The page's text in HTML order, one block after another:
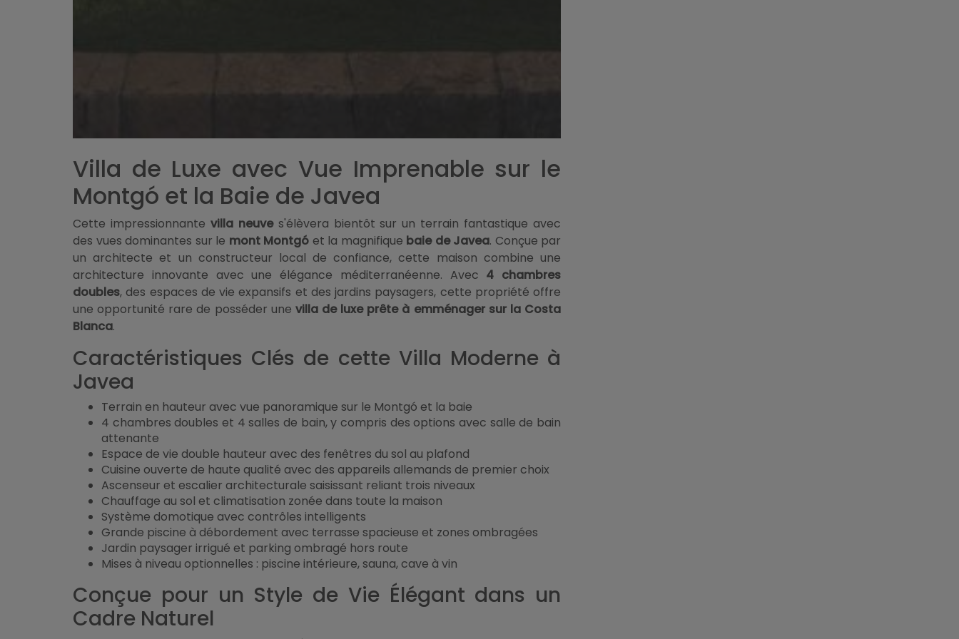
Villa de Luxe avec Vue Imprenable sur le
Montgó et la Baie de Javea
Cette impressionnante villa neuves'élèvera bientôt sur un terrain fantastique avec
des vues dominantes sur le mont Montgó et la magnifique baie de Javea. Conçue par
un architecte et un constructeur local de confiance, cette maison combine une
architecture innovante avec une élégance méditerranéenne. Avec 4 chambres
doubles, des espaces de vie expansifs et des jardins paysagers, cette propriété offre
une opportunité rare de posséder une villa de luxe prête à emménager sur la Costa
Blanca.
Caractéristiques Clés de cette Villa Moderne à
Javea
Terrain en hauteur avec vue panoramique sur le Montgó et la baie
4 chambres doubles et 4 salles de bain, y compris des options avec salle de bain
attenante
Espace de vie double hauteur avec des fenêtres du sol au plafond
Cuisine ouverte de haute qualité avec des appareils allemands de premier choix
Ascenseur et escalier architecturale saisissant reliant trois niveaux
Chauffage au sol et climatisation zonée dans toute la maison
Système domotique avec contrôles intelligents
Grande piscine à débordement avec terrasse spacieuse et zones ombragées
Jardin paysager irrigué et parking ombragé hors route
Mises à niveau optionnelles : piscine intérieure, sauna, cave à vin
Conçue pour un Style de Vie Élégant dans un
Cadre Naturel